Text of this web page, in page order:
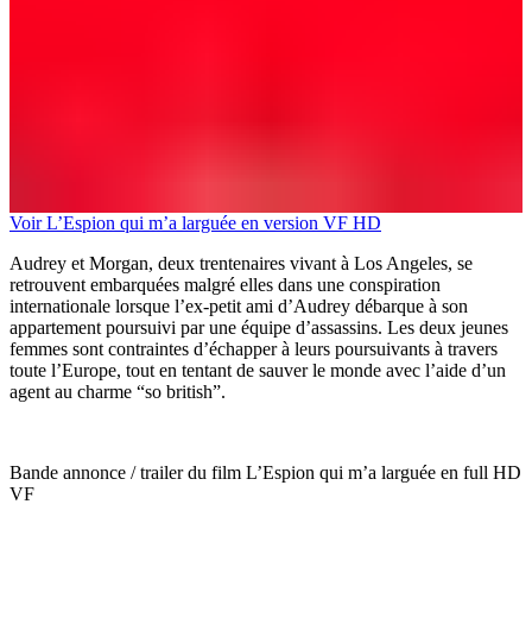
Voir L’Espion qui m’a larguée en version VF HD
Audrey et Morgan, deux trentenaires vivant à Los Angeles, se
retrouvent embarquées malgré elles dans une conspiration
internationale lorsque l’ex-petit ami d’Audrey débarque à son
appartement poursuivi par une équipe d’assassins. Les deux jeunes
femmes sont contraintes d’échapper à leurs poursuivants à travers
toute l’Europe, tout en tentant de sauver le monde avec l’aide d’un
agent au charme “so british”.
Bande annonce / trailer du film L’Espion qui m’a larguée en full HD
VF